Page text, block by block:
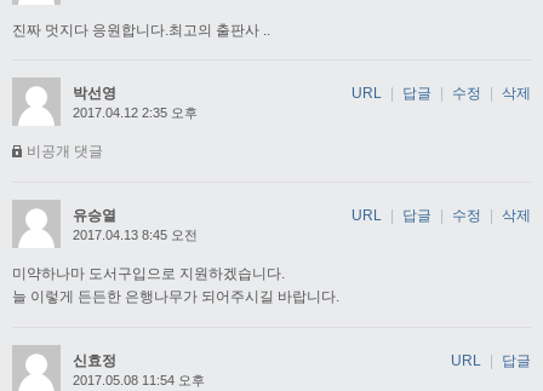
진짜 멋지다 응원합니다.최고의 출판사 ..
박선영
2017.04.12 2:35 오후
비공개 댓글
URL 답글 수정 삭제
유승열
2017.04.13 8:45 오전
미약하나마 도서구입으로 지원하겠습니다.
늘 이렇게 든든한 은행나무가 되어주시길 바랍니다.
URL 답글 수정 삭제
신효정
2017.05.08 11:54 오후
URL 답글